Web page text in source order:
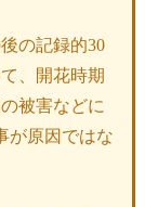
の記録的30
、開花時期
被害などに
が原因ではな